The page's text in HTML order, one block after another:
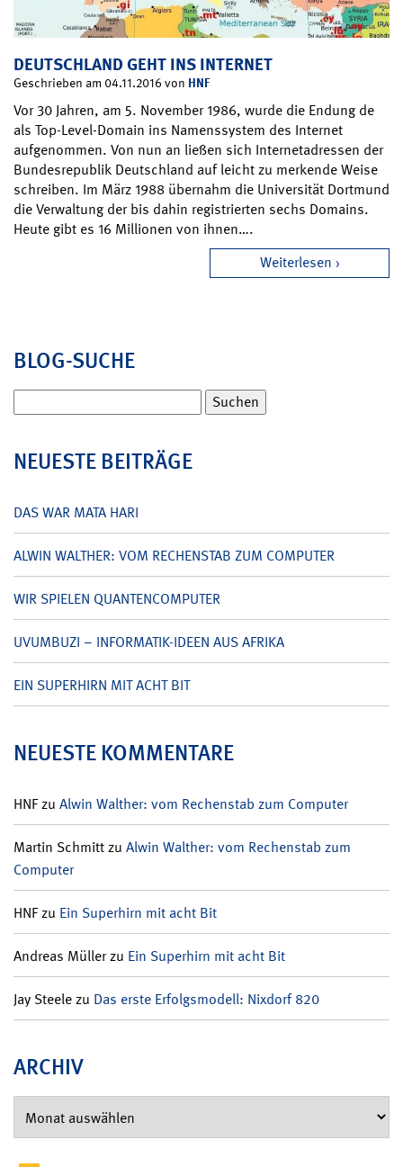
DEUTSCHLAND GEHT INS INTERNET
Geschrieben am 04.11.2016 von HNF
Vor 30 Jahren, am 5. November 1986, wurde die Endung de
als Top-Level-Domain ins Namenssystem des Internet
aufgenommen. Von nun an ließen sich Internetadressen der
Bundesrepublik Deutschland auf leicht zu merkende Weise
schreiben. Im März 1988 übernahm die Universität Dortmund
die Verwaltung der bis dahin registrierten sechs Domains.
Heute gibt es 16 Millionen von ihnen….
Weiterlesen
BLOG-SUCHE
nach:
NEUESTE BEITRÄGE
DAS WAR MATA HARI
ALWIN WALTHER: VOM RECHENSTAB ZUM COMPUTER
WIR SPIELEN QUANTENCOMPUTER
UVUMBUZI – INFORMATIK-IDEEN AUS AFRIKA
EIN SUPERHIRN MIT ACHT BIT
NEUESTE KOMMENTARE
HNFzu Alwin Walther: vom Rechenstab zum Computer
Martin Schmittzu Alwin Walther: vom Rechenstab zum
Computer
HNFzu Ein Superhirn mit acht Bit
Andreas Müllerzu Ein Superhirn mit acht Bit
Jay Steelezu Das erste Erfolgsmodell: Nixdorf 820
ARCHIV